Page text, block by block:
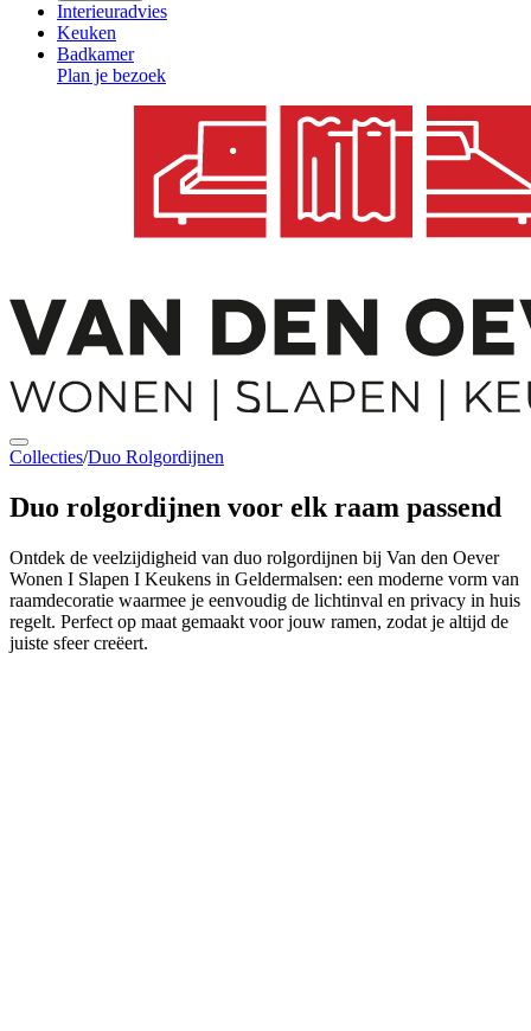
Interieuradvies
Keuken
Badkamer
Plan je bezoek
Collecties/Duo Rolgordijnen
Duo rolgordijnen voor elk raam passend
Ontdek de veelzijdigheid van duo rolgordijnen bij Van den Oever
Wonen I Slapen I Keukens in Geldermalsen: een moderne vorm van
raamdecoratie waarmee je eenvoudig de lichtinval en privacy in huis
regelt. Perfect op maat gemaakt voor jouw ramen, zodat je altijd de
juiste sfeer creëert.